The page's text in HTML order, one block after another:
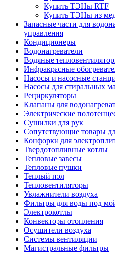
Купить ТЭНы RTF
Купить ТЭНы из
Запасные части для
управления
Кондиционеры
Водонагреватели
Водяные
Инфракрасные
Насосы и насосные
Насосы для стиральных
Рециркуляторы
Клапаны для
Электрические
Сушилки для рук
Сопутствующие товары
Конфорки для
Твердотопливные котлы
Тепловые завесы
Тепловые пушки
Теплый пол
Тепловентиляторы
Увлажнители воздуха
Фильтры для воды под
Электрокотлы
Конвекторы отопления
Осушители воздуха
Системы вентиляции
Магистральные фильтры